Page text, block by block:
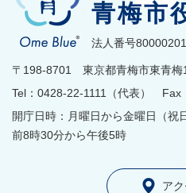
青梅市
法人番号
〒198-8701 東京都青梅市東青梅
Tel：0428-22-1111（代表） Fax
開庁日時：月曜日から金曜日（祝
前8時30分から午後5時
ア